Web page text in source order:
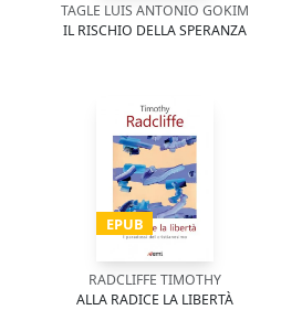
TAGLE LUIS ANTONIO GOKIM
IL RISCHIO DELLA SPERANZA
EPUB
RADCLIFFE TIMOTHY
ALLA RADICE LA LIBERTÀ